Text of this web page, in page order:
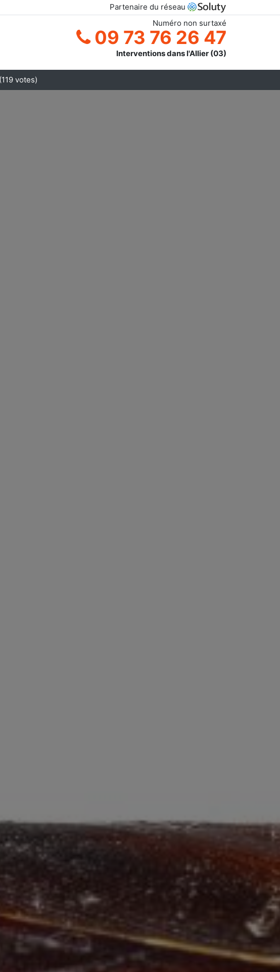
Partenaire du réseau
Numéro non surtaxé
09 73 76 26 47
Interventions dans l'Allier (03)
(119 votes)